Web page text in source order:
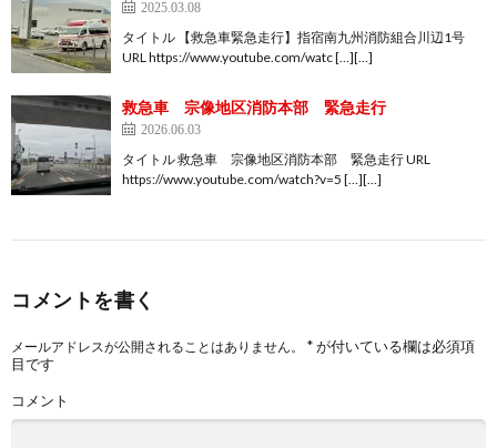
2025.03.08
タイトル 【救急車緊急走行】指宿南九州消防組合川辺1号
URL https://www.youtube.com/watc […][…]
救急車 宗像地区消防本部 緊急走行
2026.06.03
タイトル 救急車 宗像地区消防本部 緊急走行 URL
https://www.youtube.com/watch?v=5 […][…]
コメントを書く
メールアドレスが公開されることはありません。 *が付いている欄は必須項
目です
コメント